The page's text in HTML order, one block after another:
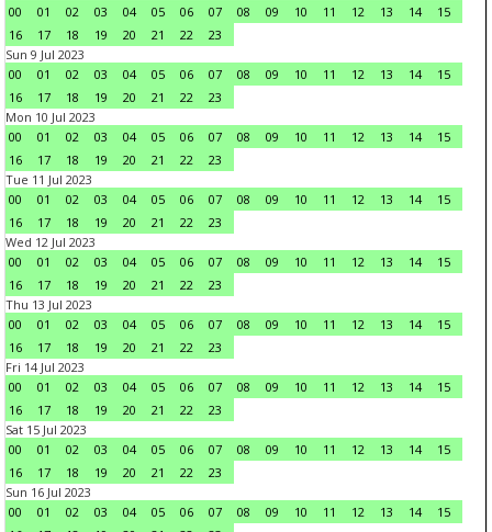
00
01 02 03 04 05 06 07 08 09 10 11 12 13 14
15
16
17 18 19 20 21 22
23
Sun 9 Jul 2023
00
01 02 03 04 05 06 07 08 09 10 11 12 13 14
15
16
17 18 19 20 21 22
23
Mon 10 Jul 2023
00
01 02 03 04 05 06 07 08 09 10 11 12 13 14
15
16
17 18 19 20 21 22
23
Tue 11 Jul 2023
00
01 02 03 04 05 06 07 08 09 10 11 12 13 14
15
16
17 18 19 20 21 22
23
Wed 12 Jul 2023
00
01 02 03 04 05 06 07 08 09 10 11 12 13 14
15
16
17 18 19 20 21 22
23
Thu 13 Jul 2023
00
01 02 03 04 05 06 07 08 09 10 11 12 13 14
15
16
17 18 19 20 21 22
23
Fri 14 Jul 2023
00
01 02 03 04 05 06 07 08 09 10 11 12 13 14
15
16
17 18 19 20 21 22
23
Sat 15 Jul 2023
00
01 02 03 04 05 06 07 08 09 10 11 12 13 14
15
16
17 18 19 20 21 22
23
Sun 16 Jul 2023
00
01 02 03 04 05 06 07 08 09 10 11 12 13 14
15